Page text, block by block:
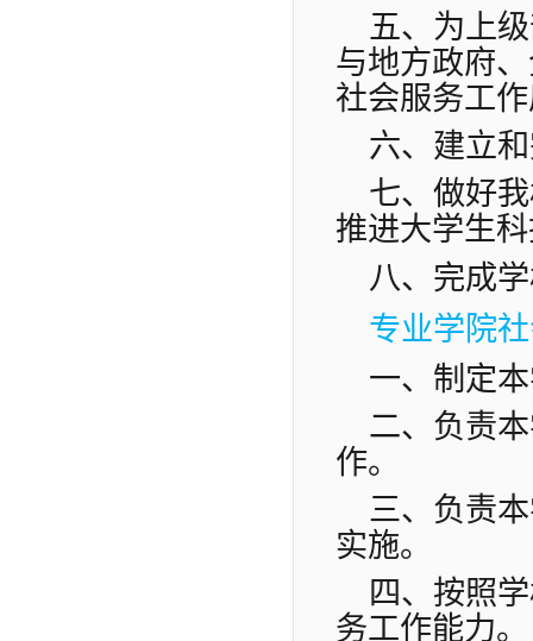
五、为上
与地方政府
社会服务工
六、建立
七、做好
推进大学生
八、完成
专业学院
一、制定
二、负责
作。
三、负责
实施。
四、按照
务工作能力。